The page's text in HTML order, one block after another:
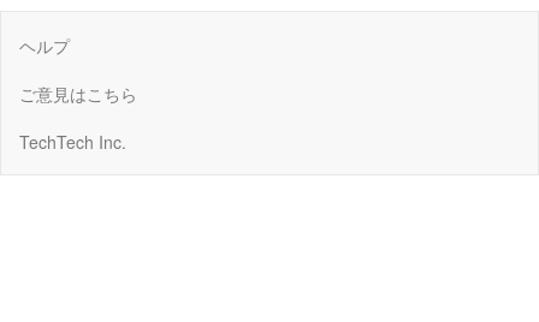
ヘルプ
ご意見はこちら
TechTech Inc.